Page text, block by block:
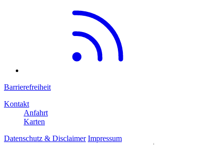
Barrierefreiheit
Kontakt
Anfahrt
Karten
Datenschutz & Disclaimer Impressum